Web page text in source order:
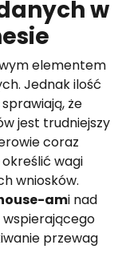
w
elementem
Jednak ilość
że
jest trudniejszy
coraz
wagi
wniosków.
ami nad
przewag